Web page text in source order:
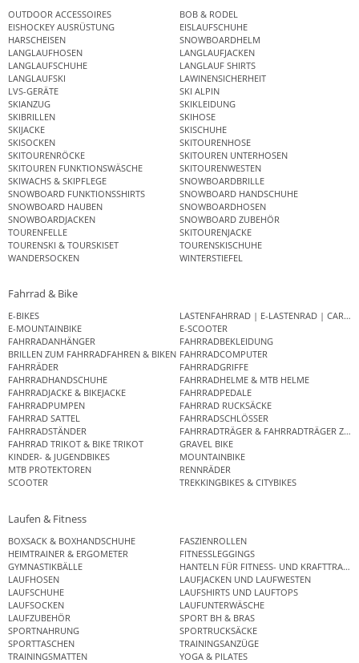
OUTDOOR ACCESSOIRES
BOB & RODEL
EISHOCKEY AUSRÜSTUNG
EISLAUFSCHUHE
HARSCHEISEN
SNOWBOARDHELM
LANGLAUFHOSEN
LANGLAUFJACKEN
LANGLAUFSCHUHE
LANGLAUF SHIRTS
LANGLAUFSKI
LAWINENSICHERHEIT
LVS-GERÄTE
SKI ALPIN
SKIANZUG
SKIKLEIDUNG
SKIBRILLEN
SKIHOSE
SKIJACKE
SKISCHUHE
SKISOCKEN
SKITOURENHOSE
SKITOURENRÖCKE
SKITOUREN UNTERHOSEN
SKITOUREN FUNKTIONSWÄSCHE
SKITOURENWESTEN
SKIWACHS & SKIPFLEGE
SNOWBOARDBRILLE
SNOWBOARD FUNKTIONSSHIRTS
SNOWBOARD HANDSCHUHE
SNOWBOARD HAUBEN
SNOWBOARDHOSEN
SNOWBOARDJACKEN
SNOWBOARD ZUBEHÖR
TOURENFELLE
SKITOURENJACKE
TOURENSKI & TOURSKISET
TOURENSKISCHUHE
WANDERSOCKEN
WINTERSTIEFEL
Fahrrad & Bike
E-BIKES
LASTENFAHRRAD | E-LASTENRAD |
E-MOUNTAINBIKE
E-SCOOTER
FAHRRADANHÄNGER
FAHRRADBEKLEIDUNG
BRILLEN ZUM FAHRRADFAHREN & BIKEN FAHRRADCOMPUTER
FAHRRÄDER
FAHRRADGRIFFE
FAHRRADHANDSCHUHE
FAHRRADHELME & MTB HELME
FAHRRADJACKE & BIKEJACKE
FAHRRADPEDALE
FAHRRADPUMPEN
FAHRRAD RUCKSÄCKE
FAHRRAD SATTEL
FAHRRADSCHLÖSSER
FAHRRADSTÄNDER
FAHRRADTRÄGER & FAHRRADTRÄGER
FAHRRAD TRIKOT & BIKE TRIKOT
GRAVEL BIKE
KINDER- & JUGENDBIKES
MOUNTAINBIKE
MTB PROTEKTOREN
RENNRÄDER
SCOOTER
TREKKINGBIKES & CITYBIKES
Laufen & Fitness
BOXSACK & BOXHANDSCHUHE
FASZIENROLLEN
HEIMTRAINER & ERGOMETER
FITNESSLEGGINGS
GYMNASTIKBÄLLE
HANTELN FÜR FITNESS- UND
LAUFHOSEN
LAUFJACKEN UND LAUFWESTEN
LAUFSCHUHE
LAUFSHIRTS UND LAUFTOPS
LAUFSOCKEN
LAUFUNTERWÄSCHE
LAUFZUBEHÖR
SPORT BH & BRAS
SPORTNAHRUNG
SPORTRUCKSÄCKE
SPORTTASCHEN
TRAININGSANZÜGE
TRAININGSMATTEN
YOGA & PILATES